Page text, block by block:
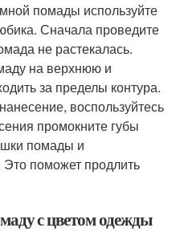
помады используйте
Сначала проведите
не растекалась.
на верхнюю и
за пределы контура.
воспользуйтесь
промокните губы
помады и
Это поможет продлить
с цветом одежды